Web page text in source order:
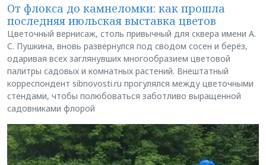
От флокса до камнеломки: как прошла
последняя июльская выставка цветов
Цветочный вернисаж, столь привычный для сквера имени А.
С. Пушкина, вновь развернулся под сводом сосен и берёз,
одаривая всех заглянувших многообразием цветовой
палитры садовых и комнатных растений. Внештатный
корреспондент sibnovosti.ru прогулялся между цветочными
стендами, чтобы полюбоваться заботливо выращенной
садовниками флорой